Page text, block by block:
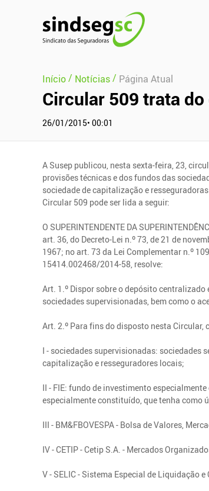
Início/ Notícias/ Página Atual
Circular 509 trata
26/01/2015• 00:01
A Susep publicou, nesta sexta-feira, 23,
provisões técnicas e dos fundos das
sociedade de capitalização e
Circular 509 pode ser lida a seguir:
O SUPERINTENDENTE DA
art. 36, do Decreto-Lei n.º 73, de 21 de
1967; no art. 73 da Lei Complementar n.º
15414.002468/2014-58, resolve:
Art. 1.º Dispor sobre o depósito
sociedades supervisionadas, bem como o
Art. 2.º Para fins do disposto nesta Circular,
I - sociedades supervisionadas: sociedades
capitalização e resseguradores locais;
II - FIE: fundo de investimento
especialmente constituído, que tenha como
III - BM&FBOVESPA - Bolsa de Valores,
IV - CETIP - Cetip S.A. - Mercados
V - SELIC - Sistema Especial de Liquidação e